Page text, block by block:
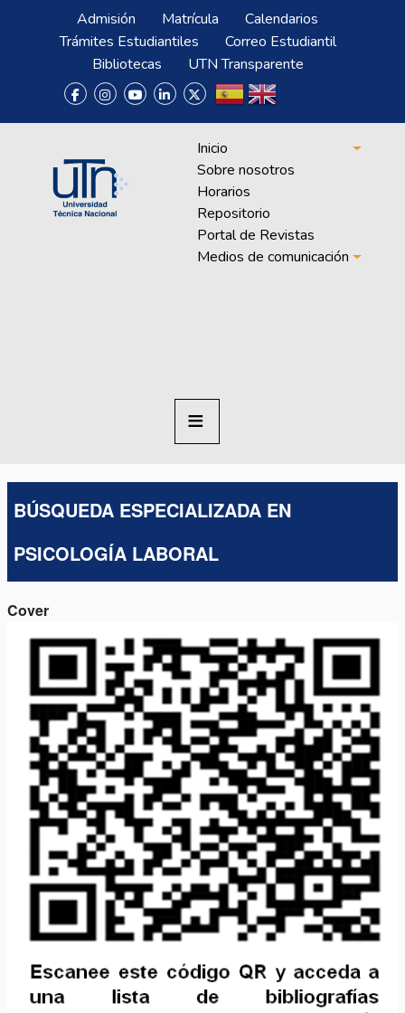
Pasar al contenido principal
Menú SuperiorAdmisión Matrícula
Calendarios
Trámites Estudiantiles
Correo Estudiantil
Bibliotecas
UTN Transparente
Menú Biblioteca
Inicio
Sobre nosotros
Horarios
Repositorio
Portal de Revistas
Medios de comunicación
BÚSQUEDA ESPECIALIZADA EN
PSICOLOGÍA LABORAL
Cover